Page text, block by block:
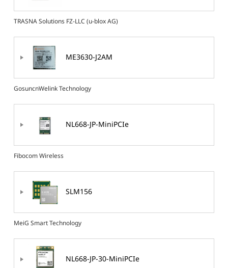
TRASNA Solutions FZ-LLC (u-blox AG)
ME3630-J2AM
GosuncnWelink Technology
NL668-JP-MiniPCIe
Fibocom Wireless
SLM156
MeiG Smart Technology
NL668-JP-30-MiniPCIe